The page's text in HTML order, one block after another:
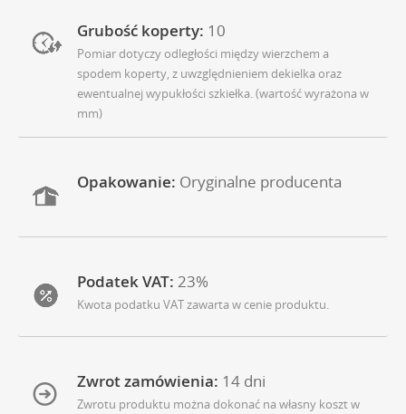
Grubość koperty: 10
Pomiar dotyczy odległości między wierzchem a
spodem koperty, z uwzględnieniem dekielka oraz
ewentualnej wypukłości szkiełka. (wartość wyrażona w
mm)
Opakowanie: Oryginalne producenta
Podatek VAT: 23%
Kwota podatku VAT zawarta w cenie produktu.
Zwrot zamówienia: 14 dni
Zwrotu produktu można dokonać na własny koszt w